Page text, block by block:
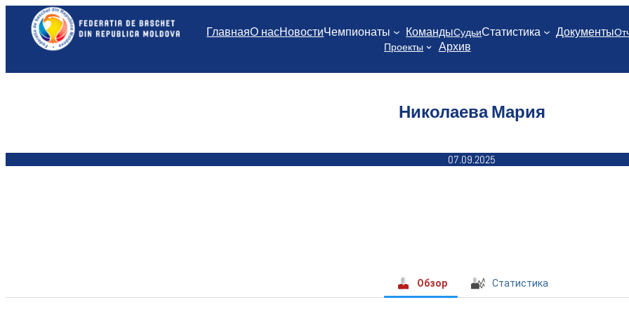
Перейти
содержимому
ГлавнаяО насНовостиЧемпионаты КомандыСудьиСтатистика Документы
Проекты
Архив
Николаева Мария
07.09.2025
Обзор Статистика